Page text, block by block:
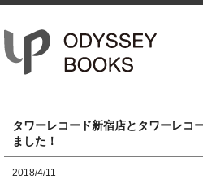
タワーレコード新宿店とタワーレコ
ました！
2018/4/11